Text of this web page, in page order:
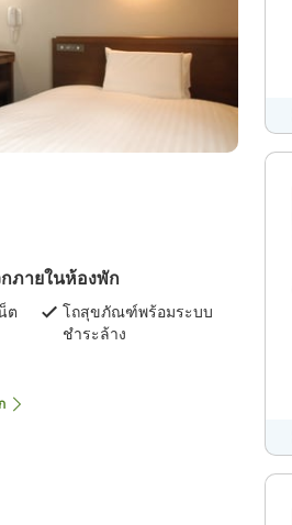
ภายในห้องพัก
ต
โถสุขภัณฑ์พร้อมระบบ
ชำระล้าง